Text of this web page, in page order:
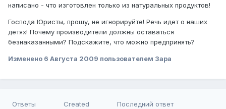
написано - что изготовлен только из натуральных продуктов!
Господа Юристы, прошу, не игнорируйте! Речь идет о наших
детях! Почему производители должны оставаться
безнаказанными? Подскажите, что можно предпринять?
Изменено 6 Августа 2009 пользователем Зара
Ответы Created Последний ответ